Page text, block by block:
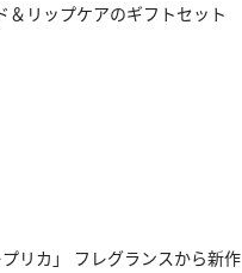
＆リップケアのギフトセット
リカ」 フレグランスから新作